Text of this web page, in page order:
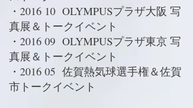
・2016 10 OLYMPUSプラザ大阪 写
真展＆ トークイベント
・2016 09 OLYMPUSプラザ東京 写
真展＆ トークイベント
・2016 05 佐賀熱気球選手権＆佐賀
市 トークイベント